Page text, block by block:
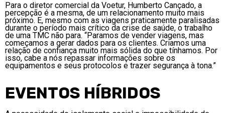
Para o diretor comercial da Voetur, Humberto Cançado, a
percepção é a mesma, de um relacionamento muito mais
próximo. E, mesmo com as viagens praticamente paralisadas
durante o período mais crítico da crise de saúde, o trabalho
de uma TMC não para. “Paramos de vender viagens, mas
começamos a gerar dados para os clientes. Criamos uma
relação de confiança muito mais sólida do que tínhamos. Por
isso, cabe a nós repassar informações sobre os
equipamentos e seus protocolos e trazer segurança à tona.”
EVENTOS HÍBRIDOS